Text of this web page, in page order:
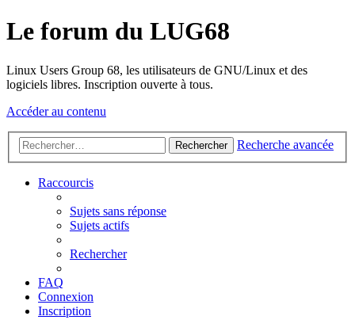
Le forum du LUG68
Linux Users Group 68, les utilisateurs de GNU/Linux et des
logiciels libres. Inscription ouverte à tous.
Accéder au contenu
Rechercher Recherche avancée
Raccourcis
Sujets sans réponse
Sujets actifs
Rechercher
FAQ
Connexion
Inscription